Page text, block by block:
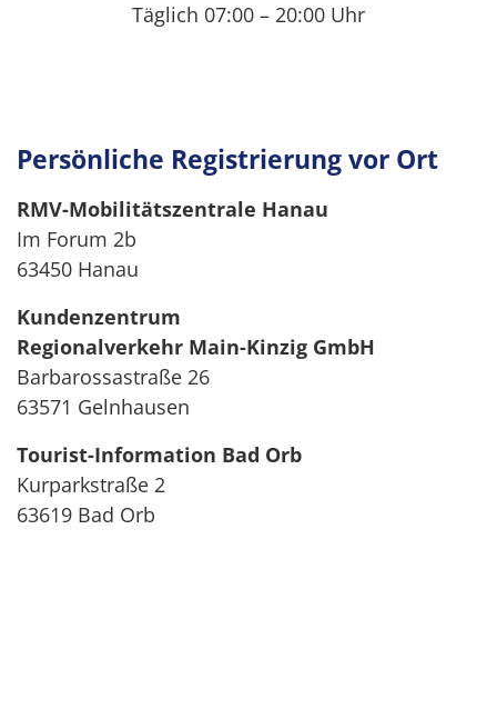
Täglich 07:00 – 20:00 Uhr
Persönliche Registrierung vor Ort
RMV-Mobilitätszentrale Hanau
Im Forum 2b
63450 Hanau
Kundenzentrum
Regionalverkehr Main-Kinzig GmbH
Barbarossastraße 26
63571 Gelnhausen
Tourist-Information Bad Orb
Kurparkstraße 2
63619 Bad Orb